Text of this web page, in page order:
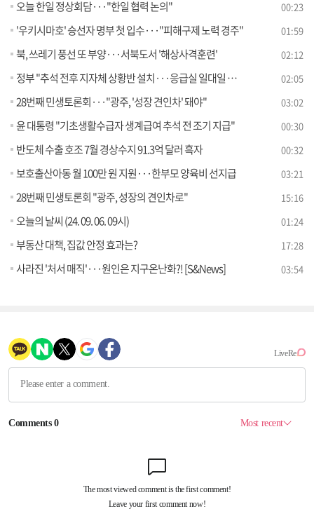
오늘 한일 정상회담···"한일 협력 논의" 00:23
'우키시마호' 승선자 명부 첫 입수···"피해구제 노력 경주" 01:59
북, 쓰레기 풍선 또 부양···서북도서 '해상사격훈련' 02:12
정부 "추석 전후 지자체 상황반 설치···응급실 일대일 전담" 02:05
28번째 민생토론회···"광주, '성장 견인차' 돼야" 03:02
윤 대통령 "기초생활수급자 생계급여 추석 전 조기 지급" 00:30
반도체 수출 호조 7월 경상수지 91.3억 달러 흑자 00:32
보호출산아동 월 100만 원 지원···한부모 양육비 선지급 03:21
28번째 민생토론회 "광주, 성장의 견인차로" 15:16
오늘의 날씨 (24. 09. 06. 09시) 01:24
부동산 대책, 집값 안정 효과는? 17:28
사라진 '처서 매직'···원인은 지구온난화?! [S&News] 03:54